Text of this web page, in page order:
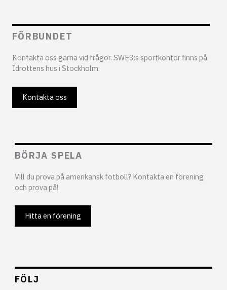
FÖRBUNDET
Kontakta oss gärna vid frågor. SWE3:s sportkontor finns på
Idrottens hus i Stockholm.
Kontakta oss
BÖRJA SPELA
Vill du prova på amerikansk fotboll? Kontakta en förening
och prova på!
Hitta en förening
FÖLJ